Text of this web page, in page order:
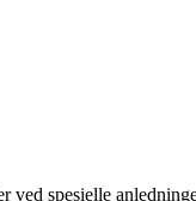
spesielle